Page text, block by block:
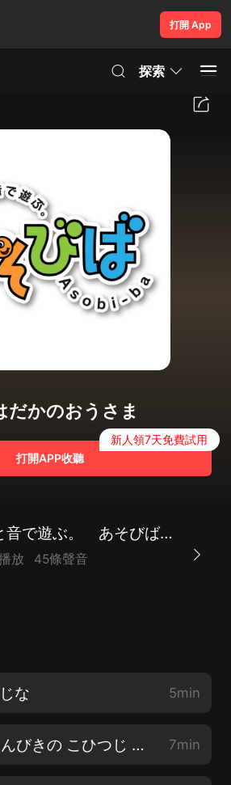
打開 App
探索
だかのおうさま
打開APP收聽
新人領7天免費試用
言葉と音で遊ぶ。 あそびば-asobiba-
放 45條聲音
な 5min
おはなし16. さんびきの こひつじ と おおかみ 7min